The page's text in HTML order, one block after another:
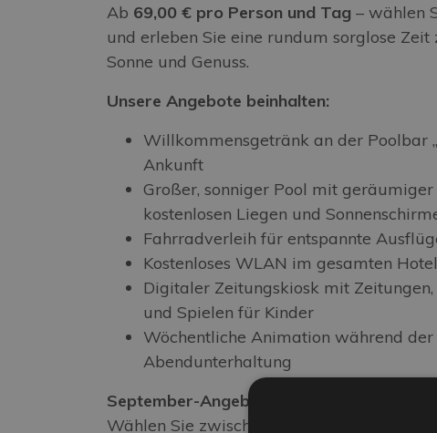
Ab 69,00 € pro Person und Tag – wählen
und erleben Sie eine rundum sorglose Zeit
Sonne und Genuss.
Unsere Angebote beinhalten:
Willkommensgetränk an der Poolbar
Ankunft
Großer, sonniger Pool mit geräumiger
kostenlosen Liegen und
Fahrradverleih für entspannte
Kostenloses WLAN im gesamten Hotel
Digitaler Zeitungskiosk mit
und Spielen für Kinder
Wöchentliche Animation während
Abendunterhaltung
September-Angebot mit Verpflegung
Wählen Sie zwischen